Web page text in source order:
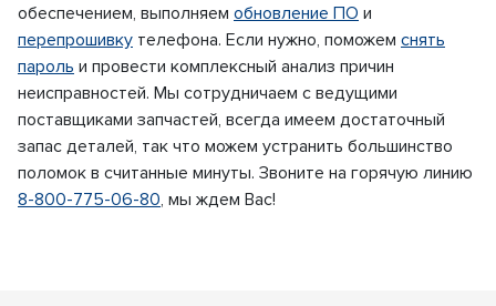
обеспечением, выполняем обновление ПО и
перепрошивку телефона. Если нужно, поможем снять
пароль и провести комплексный анализ причин
неисправностей. Мы сотрудничаем с ведущими
поставщиками запчастей, всегда имеем достаточный
запас деталей, так что можем устранить большинство
поломок в считанные минуты. Звоните на горячую линию
8-800-775-06-80, мы ждем Вас!